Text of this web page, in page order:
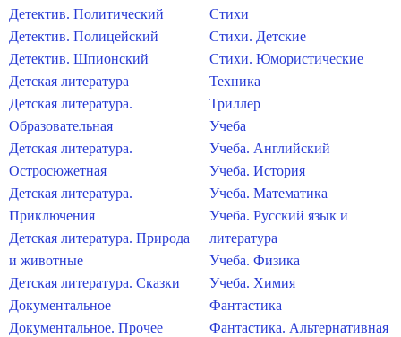
Детектив. Политический
Детектив. Полицейский
Детектив. Шпионский
Детская литература
Детская литература.
Образовательная
Детская литература.
Остросюжетная
Детская литература.
Приключения
Детская литература. Природа
и животные
Детская литература. Сказки
Документальное
Документальное. Прочее
Стихи
Стихи. Детские
Стихи. Юмористические
Техника
Триллер
Учеба
Учеба. Английский
Учеба. История
Учеба. Математика
Учеба. Русский язык и
литература
Учеба. Физика
Учеба. Химия
Фантастика
Фантастика. Альтернативная